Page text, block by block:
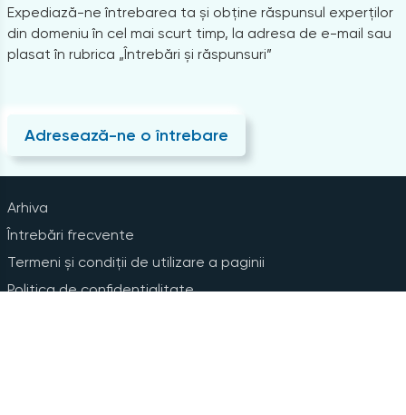
Expediază-ne întrebarea ta și obține răspunsul experților
din domeniu în cel mai scurt timp, la adresa de e-mail sau
plasat în rubrica „Întrebări și răspunsuri”
Adresează-ne o întrebare
Arhiva
Întrebări frecvente
Termeni și condiții de utilizare a paginii
Politica de confidențialitate